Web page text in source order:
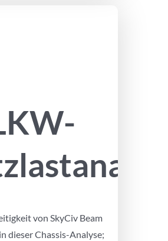
von SkyCiv Beam
dieser Chassis-Analyse;